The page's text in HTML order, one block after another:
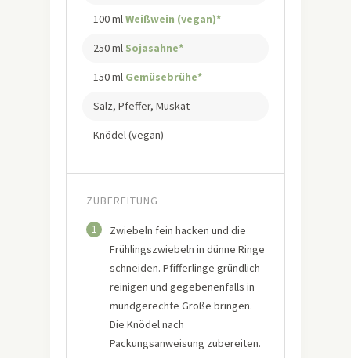
100 ml Weißwein (vegan)*
250 ml Sojasahne*
150 ml Gemüsebrühe*
Salz, Pfeffer, Muskat
Knödel (vegan)
ZUBEREITUNG
1
Zwiebeln fein hacken und die
Frühlingszwiebeln in dünne Ringe
schneiden. Pfifferlinge gründlich
reinigen und gegebenenfalls in
mundgerechte Größe bringen.
Die Knödel nach
Packungsanweisung zubereiten.